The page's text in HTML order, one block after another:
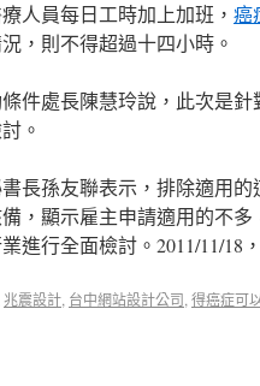
人員每日工時加上加班， 癌
，則不得超過十四小時。
件處長陳慧玲說，此次是
。
長孫友聯表示，排除適用
，顯示雇主申請適用的不
進行全面檢討。2011/11/18，
兆震設計, 台中網站設計公司, 得癌症可